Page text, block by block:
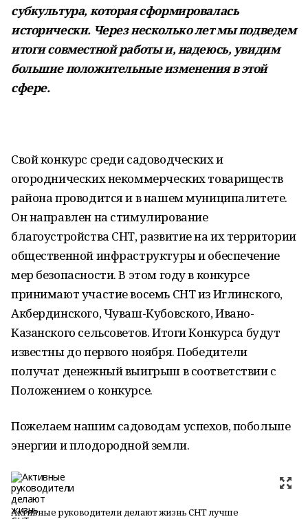
субкультура, которая сформировалась
исторически. Через несколько лет мы подведем
итоги совместной работы и, надеюсь, увидим
большие положительные изменения в этой
сфере.
Свой конкурс среди садоводческих и
огороднических некоммерческих товариществ
района проводится и в нашем муниципалитете.
Он направлен на стимулирование
благоустройства СНТ, развитие на их территории
общественной инфраструктуры и обеспечение
мер безопасности. В этом году в конкурсе
принимают участие восемь СНТ из Иглинского,
Акбердинского, Чуваш-Кубовского, Ивано-
Казанского сельсоветов. Итоги Конкурса будут
известны до первого ноября. Победители
получат денежный выигрыш в соответствии с
Положением о конкурсе.
Пожелаем нашим садоводам успехов, побольше
энергии и плодородной земли.
Активные руководители делают жизнь СНТ лучше